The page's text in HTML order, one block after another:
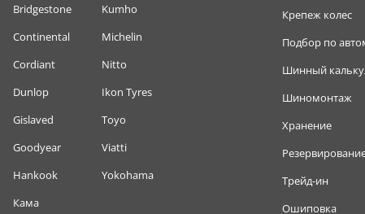
Bridgestone
Continental
Cordiant
Dunlop
Gislaved
Goodyear
Hankook
Кама
Kumho
Michelin
Nitto
Ikon Tyres
Toyo
Viatti
Yokohama
Крепеж колес
Подбор по
Шинный
Шиномонтаж
Хранение
Трейд-ин
Ошиповка